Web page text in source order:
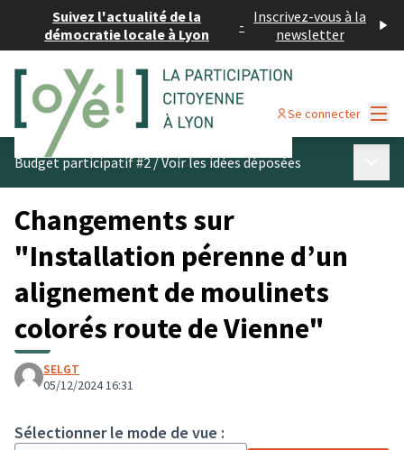
Suivez l'actualité de la
démocratie locale à Lyon
- Inscrivez-vous à la
newsletter
Se connecter
Budget participatif #2/Voir les idées déposées
Changements sur
"Installation pérenne d’un
alignement de moulinets
colorés route de Vienne"
SELGT
05/12/2024 16:31
Sélectionner le mode de vue :